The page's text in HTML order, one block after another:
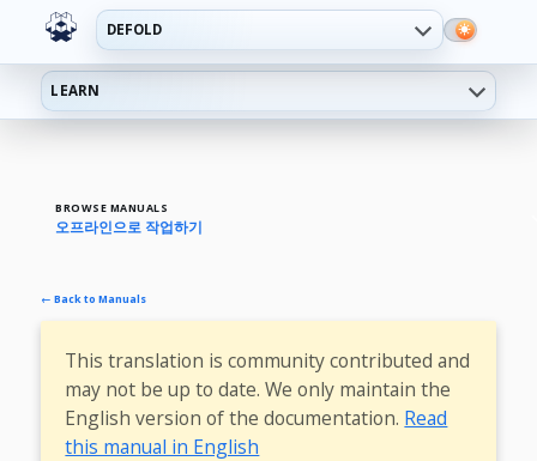
DEFOLD
LEARN
BROWSE MANUALS
오프라인으로 작업하기
← Back to Manuals
This translation is community contributed and
may not be up to date. We only maintain the
English version of the documentation. Read
this manual in English